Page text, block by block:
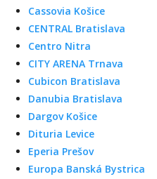
Cassovia Košice
CENTRAL Bratislava
Centro Nitra
CITY ARENA Trnava
Cubicon Bratislava
Danubia Bratislava
Dargov Košice
Dituria Levice
Eperia Prešov
Europa Banská Bystrica